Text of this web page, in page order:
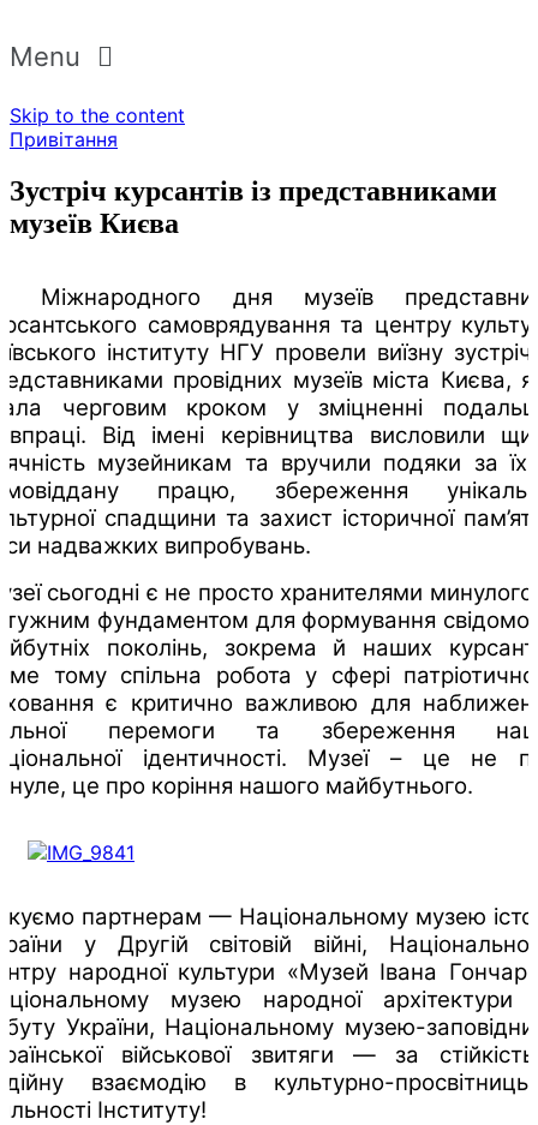
Menu
Skip to the content
Привітання
Зустріч курсантів із представниками
музеїв Києва
Міжнародного дня музеїв
самоврядування та центру
інституту НГУ провели виїзну зустріч
провідних музеїв міста Києва,
черговим кроком у зміцненні
Від імені керівництва висловили
музейникам та вручили подяки за
працю, збереження
спадщини та захист історичної
надважких випробувань.
сьогодні є не просто хранителями
фундаментом для формування
поколінь, зокрема й наших
тому спільна робота у сфері
є критично важливою для
перемоги та збереження
ідентичності. Музеї – це не
це про коріння нашого майбутнього.
партнерам — Національному музею
у Другій світовій війні,
народної культури «Музей Івана
музею народної архітектури
України, Національному музею-
військової звитяги — за
взаємодію в культурно-
Інституту!